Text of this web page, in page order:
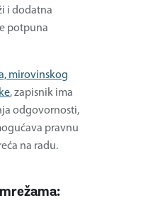
i dodatna
potpuna
mirovinskog
, zapisnik ima
odgovornosti,
pravnu
na radu.